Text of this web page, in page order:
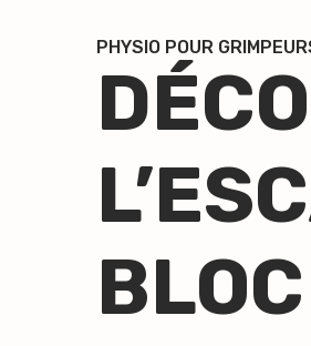
PHYSIO POUR
BLOC